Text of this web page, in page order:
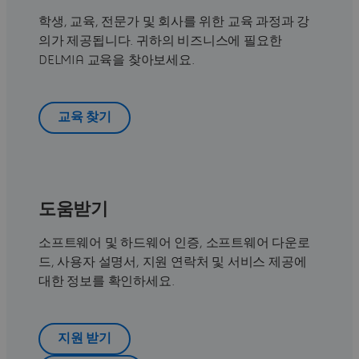
학생, 교육, 전문가 및 회사를 위한 교육 과정과 강
의가 제공됩니다. 귀하의 비즈니스에 필요한
DELMIA 교육을 찾아보세요.
교육 찾기
도움받기
소프트웨어 및 하드웨어 인증, 소프트웨어 다운로
드, 사용자 설명서, 지원 연락처 및 서비스 제공에
대한 정보를 확인하세요.
지원 받기